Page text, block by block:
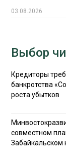
03.08.2026
Выбор
Кредиторы
банкротства
роста убытков
совместном
Забайкальском